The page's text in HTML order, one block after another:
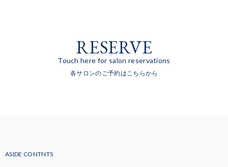
RESERVE
Touch here for salon reservations
各サロンのご予約はこちらから
ASIDE CONTNTS